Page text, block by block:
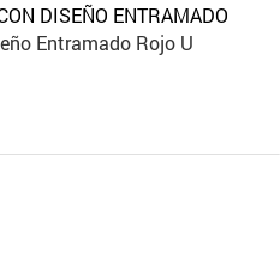
DISEÑO ENTRAMADO
Entramado Rojo U